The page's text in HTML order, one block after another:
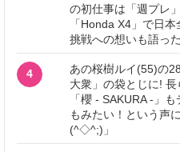
の初仕事は「週プレ
「Honda X4」で日
挑戦への想いも語っ
4
あの桜樹ルイ(55)の
大衆」の袋とじに!
「櫻 - SAKURA -」
もみたい！という声
(^◇^;)」